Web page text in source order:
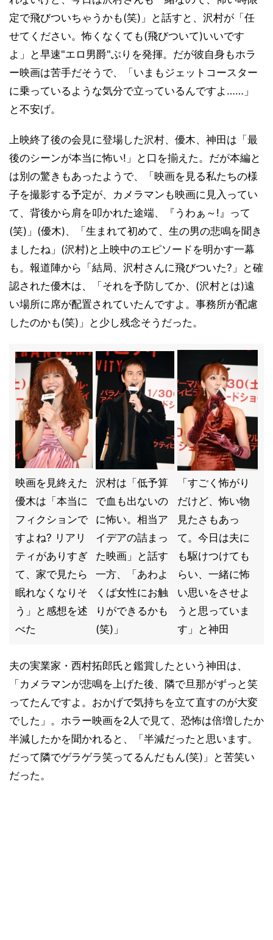
定で飛びついちゃうかも(笑)」と話すと、沢村が「任
せてください。怖くなくても(飛びついて)いいです
よ」と早速"エロ男爵"ぶりを発揮。だが彼自身もホラ
ー映画は苦手だそうで、「いまもジェットコースター
に乗っているような気分で立っているんですよ……」
と不安げ。
上映終了後の会見に登場した沢村、優木、神田は「最
後のシーンが本当に怖い!」と口を揃えた。だが本編と
は別の驚きもあったようで、「映画を見る私たちの様
子を撮影する予定が、カメラマンも映画に見入ってい
て、背後から肩を叩かれた途端、『うわぁ～!』って
(笑)」(優木)、「生まれて初めて、生の男の悲鳴を聞き
ましたね」(沢村)と上映中のエピソードを明かす一幕
も。報道陣から「結局、沢村さんに飛びついた?」と確
認された優木は、「それを予防してか、(沢村とは)遠
い場所に席が配置されていたんですよ。事務所が配慮
したのかも(笑)」と少し残念そうだった。
映画を見終えた
優木は「本当に
フィクションで
すよね? リアリ
ティがありすぎ
て、家で見たら
眠れなくなりそ
う」と感想を述
べた
沢村は「低予算
で血も出ないの
に怖い。相当ア
イデアの詰まっ
た映画」と話す
一方、「あわよ
くば女性にお触
りができるかも
(笑)」
「すごく怖がり
だけど、怖い物
見たさもあっ
て。今日は夫に
も駆けつけても
らい、一緒に怖
い思いをさせよ
うと思っていま
す」と神田
夫の実業家・西村拓郎氏と鑑賞したという神田は、
「カメラマンが悲鳴を上げた後、隣で旦那がずっと笑
ってたんですよ。おかげで気持ちを立て直すのが大変
でした」。ホラー映画を2人で見て、恐怖は倍増したか
半減したかを聞かれると、「半減だったと思います。
だって隣でゲラゲラ笑ってるんだもん(笑)」と苦笑い
だった。